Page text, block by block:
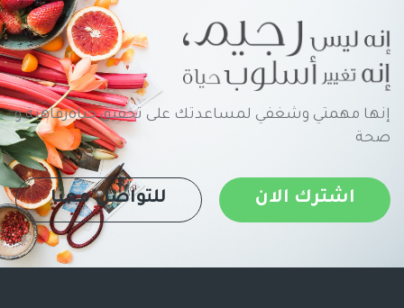
إنها مهمتي وشغفي لمساعدتك على تحقيق حياةرفاهية و
صحة
اشترك الان للتواصل معنا